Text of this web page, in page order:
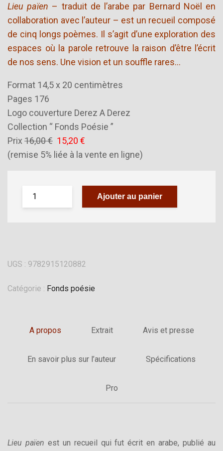
Lieu païen – traduit de l’arabe par Bernard Noël en
collaboration avec l’auteur – est un recueil composé
de cinq longs poèmes. Il s’agit d’une exploration des
espaces où la parole retrouve la raison d’être l’écrit
de nos sens. Une vision et un souffle rares…
Format 14,5 x 20 centimètres
Pages 176
Logo couverture Derez A Derez
Collection “ Fonds Poésie ”
Prix 16,00 € 15,20 €
(remise 5% liée à la vente en ligne)
Ajouter au panier
UGS : 9782915120882
Catégorie : Fonds poésie
A propos Extrait Avis et presse
En savoir plus sur l’auteur Spécifications
Pro
Lieu païen est un recueil qui fut écrit en arabe, publié au